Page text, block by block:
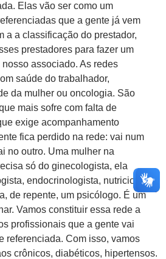
Elas vão ser como um
que a gente já vem
a a classificação do prestador,
prestadores para fazer um
associado. As redes
saúde do trabalhador,
da mulher ou oncologia. São
mais sofre com falta de
exige acompanhamento
fica perdido na rede: vai num
no outro. Uma mulher na
só do ginecologista, ela
endocrinologista, nutricionista,
de repente, um psicólogo. É um
Vamos constituir essa rede a
profissionais que a gente vai
referenciada. Com isso, vamos
crônicos, diabéticos, hipertensos.